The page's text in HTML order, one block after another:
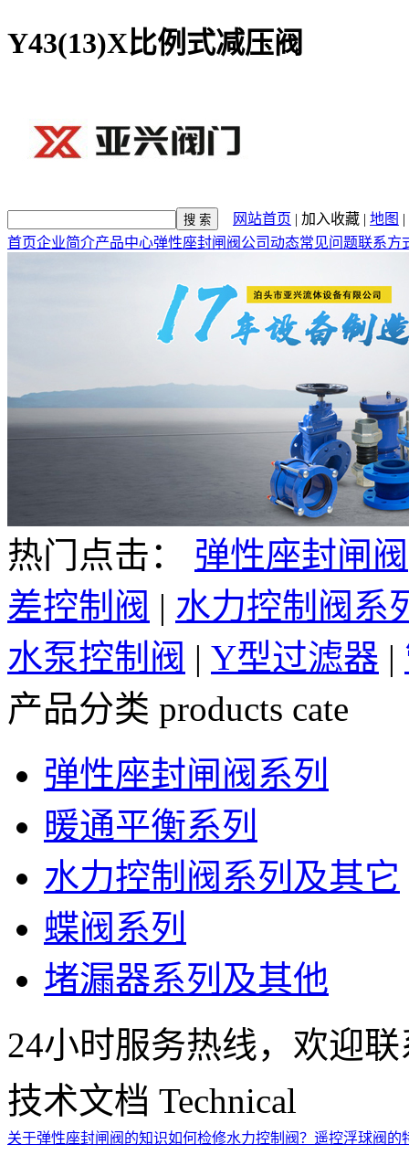
Y43(13)X比例式减压阀
网站首页 | 加入收藏 | 地图 |
首页企业简介产品中心弹性座封闸阀 公司动态常见问题联系方
热门点击： 弹性座封闸阀
差控制阀 | 水力控制阀系
水泵控制阀 | Y型过滤器 |
产品分类 products cate
弹性座封闸阀系列
暖通平衡系列
水力控制阀系列及其它
蝶阀系列
堵漏器系列及其他
24小时服务热线，欢迎
技术文档 Technical
关于弹性座封闸阀的知识如何检修水力控制阀？ 遥控浮球阀的